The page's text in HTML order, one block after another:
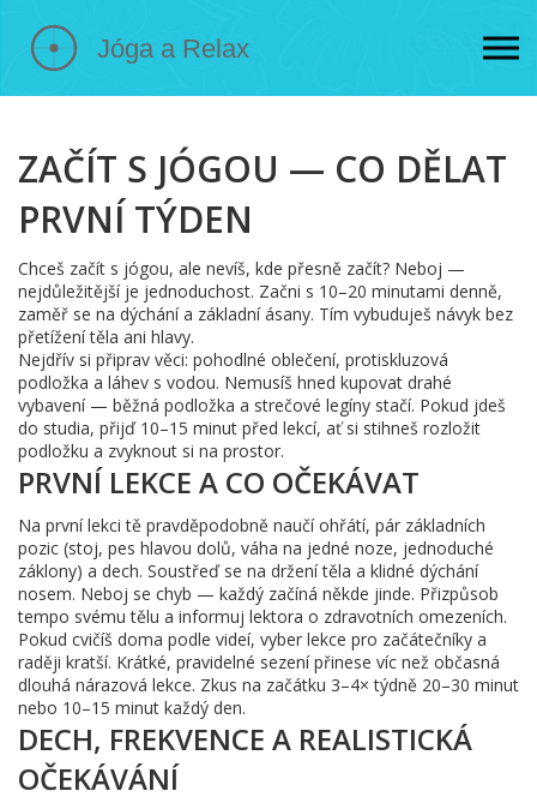
ZAČÍT S JÓGOU — CO DĚLAT
PRVNÍ TÝDEN
Chceš začít s jógou, ale nevíš, kde přesně začít? Neboj —
nejdůležitější je jednoduchost. Začni s 10–20 minutami denně,
zaměř se na dýchání a základní ásany. Tím vybuduješ návyk bez
přetížení těla ani hlavy.
Nejdřív si připrav věci: pohodlné oblečení, protiskluzová
podložka a láhev s vodou. Nemusíš hned kupovat drahé
vybavení — běžná podložka a strečové legíny stačí. Pokud jdeš
do studia, přijď 10–15 minut před lekcí, ať si stihneš rozložit
podložku a zvyknout si na prostor.
PRVNÍ LEKCE A CO OČEKÁVAT
Na první lekci tě pravděpodobně naučí ohřátí, pár základních
pozic (stoj, pes hlavou dolů, váha na jedné noze, jednoduché
záklony) a dech. Soustřeď se na držení těla a klidné dýchání
nosem. Neboj se chyb — každý začíná někde jinde. Přizpůsob
tempo svému tělu a informuj lektora o zdravotních omezeních.
Pokud cvičíš doma podle videí, vyber lekce pro začátečníky a
raději kratší. Krátké, pravidelné sezení přinese víc než občasná
dlouhá nárazová lekce. Zkus na začátku 3–4× týdně 20–30 minut
nebo 10–15 minut každý den.
DECH, FREKVENCE A REALISTICKÁ
OČEKÁVÁNÍ